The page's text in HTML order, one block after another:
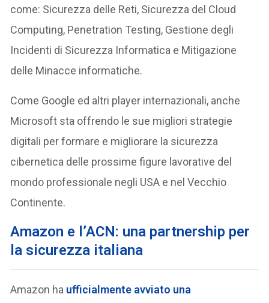
come: Sicurezza delle Reti, Sicurezza del Cloud
Computing, Penetration Testing, Gestione degli
Incidenti di Sicurezza Informatica e Mitigazione
delle Minacce informatiche.
Come Google ed altri player internazionali, anche
Microsoft sta offrendo le sue migliori strategie
digitali per formare e migliorare la sicurezza
cibernetica delle prossime figure lavorative del
mondo professionale negli USA e nel Vecchio
Continente.
Amazon e l’ACN: una partnership per
la sicurezza italiana
Amazon ha ufficialmente avviato una